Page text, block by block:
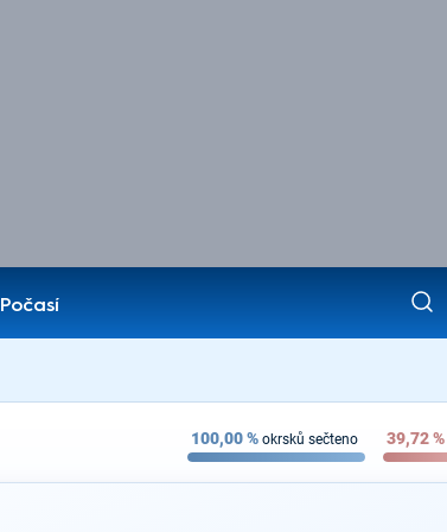
Počasí
100,00% okrsků sečteno 39,72%